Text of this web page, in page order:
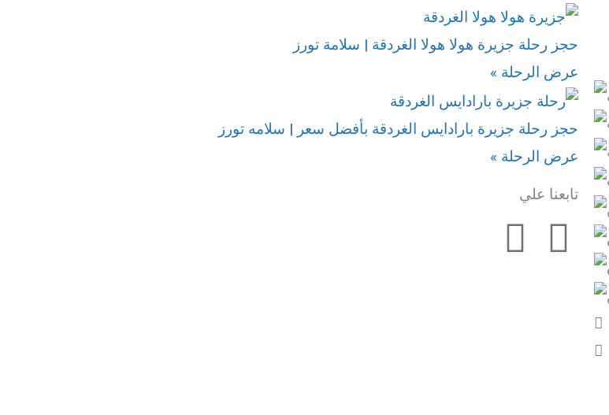
حجز رحلة جزيرة هولا هولا الغردقة | سلامة تورز
عرض الرحلة »
حجز رحلة جزيرة بارادايس الغردقة بأفضل سعر | سلامه تورز
عرض الرحلة »
تابعنا علي
F
I